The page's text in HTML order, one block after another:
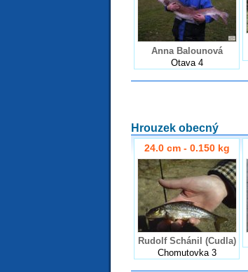
Anna Balounová
Otava 4
Hrouzek obecný
24.0 cm - 0.150 kg
Rudolf Schánil (Cudla)
Chomutovka 3